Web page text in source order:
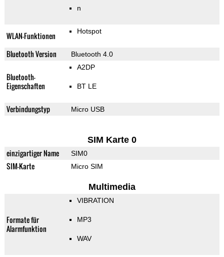
n
WLAN-Funktionen Hotspot
Bluetooth Version Bluetooth 4.0
Bluetooth-
Eigenschaften
A2DP
BT LE
Verbindungstyp Micro USB
SIM Karte 0
einzigartiger Name SIM0
SIM-Karte Micro SIM
Multimedia
Formate für
Alarmfunktion
VIBRATION
MP3
WAV